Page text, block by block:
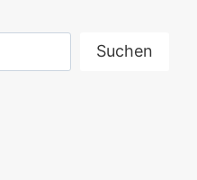
Suchen